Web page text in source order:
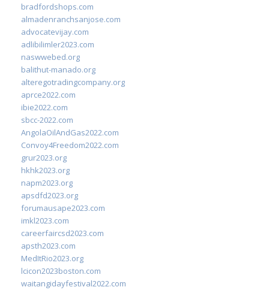
bradfordshops.com
almadenranchsanjose.com
advocatevijay.com
adlibilimler2023.com
naswwebed.org
balithut-manado.org
alteregotradingcompany.org
aprce2022.com
ibie2022.com
sbcc-2022.com
AngolaOilAndGas2022.com
Convoy4Freedom2022.com
grur2023.org
hkhk2023.org
napm2023.org
apsdfd2023.org
forumausape2023.com
imkl2023.com
careerfaircsd2023.com
apsth2023.com
MedItRio2023.org
lcicon2023boston.com
waitangidayfestival2022.com